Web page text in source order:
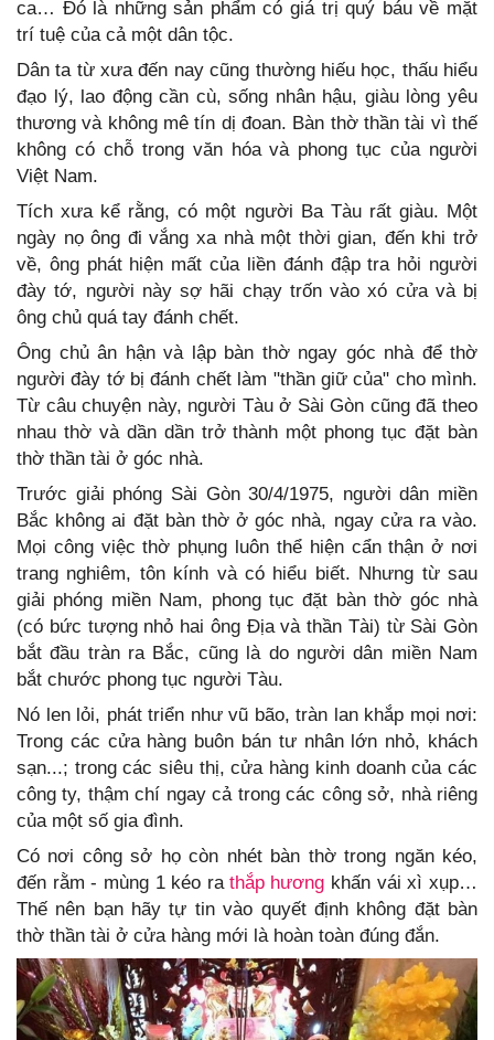
ca… Đó là những sản phẩm có giá trị quý báu về mặt
trí tuệ của cả một dân tộc.
Dân ta từ xưa đến nay cũng thường hiếu học, thấu hiểu
đạo lý, lao động cần cù, sống nhân hậu, giàu lòng yêu
thương và không mê tín dị đoan. Bàn thờ thần tài vì thế
không có chỗ trong văn hóa và phong tục của người
Việt Nam.
Tích xưa kể rằng, có một người Ba Tàu rất giàu. Một
ngày nọ ông đi vắng xa nhà một thời gian, đến khi trở
về, ông phát hiện mất của liền đánh đập tra hỏi người
đày tớ, người này sợ hãi chạy trốn vào xó cửa và bị
ông chủ quá tay đánh chết.
Ông chủ ân hận và lập bàn thờ ngay góc nhà để thờ
người đày tớ bị đánh chết làm "thần giữ của" cho mình.
Từ câu chuyện này, người Tàu ở Sài Gòn cũng đã theo
nhau thờ và dần dần trở thành một phong tục đặt bàn
thờ thần tài ở góc nhà.
Trước giải phóng Sài Gòn 30/4/1975, người dân miền
Bắc không ai đặt bàn thờ ở góc nhà, ngay cửa ra vào.
Mọi công việc thờ phụng luôn thể hiện cẩn thận ở nơi
trang nghiêm, tôn kính và có hiểu biết. Nhưng từ sau
giải phóng miền Nam, phong tục đặt bàn thờ góc nhà
(có bức tượng nhỏ hai ông Địa và thần Tài) từ Sài Gòn
bắt đầu tràn ra Bắc, cũng là do người dân miền Nam
bắt chước phong tục người Tàu.
Nó len lỏi, phát triển như vũ bão, tràn lan khắp mọi nơi:
Trong các cửa hàng buôn bán tư nhân lớn nhỏ, khách
sạn...; trong các siêu thị, cửa hàng kinh doanh của các
công ty, thậm chí ngay cả trong các công sở, nhà riêng
của một số gia đình.
Có nơi công sở họ còn nhét bàn thờ trong ngăn kéo,
đến rằm - mùng 1 kéo rathắp hương khấn vái xì xụp…
Thế nên bạn hãy tự tin vào quyết định không đặt bàn
thờ thần tài ở cửa hàng mới là hoàn toàn đúng đắn.